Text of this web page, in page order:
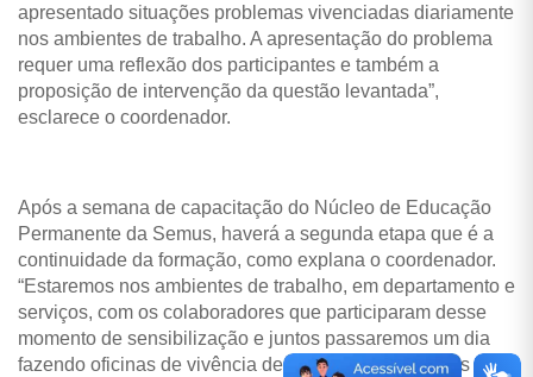
apresentado situações problemas vivenciadas diariamente
nos ambientes de trabalho. A apresentação do problema
requer uma reflexão dos participantes e também a
proposição de intervenção da questão levantada”,
esclarece o coordenador.
Após a semana de capacitação do Núcleo de Educação
Permanente da Semus, haverá a segunda etapa que é a
continuidade da formação, como explana o coordenador.
“Estaremos nos ambientes de trabalho, em departamento e
serviços, com os colaboradores que participaram desse
momento de sensibilização e juntos passaremos um dia
fazendo oficinas de vivência de humanização. Vamos